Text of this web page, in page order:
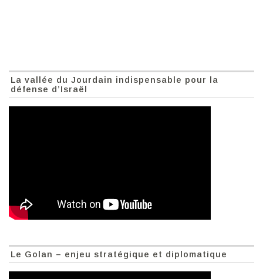
La vallée du Jourdain indispensable pour la
défense d’Israël
Le Golan – enjeu stratégique et diplomatique